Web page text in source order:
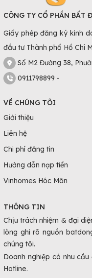
CÔNG TY CỔ PHẦN BẤT
Giấy phép đăng ký kinh
đầu tư Thành phố Hồ Chí
Số M2 Đường 38,
0911798899 -
VỀ CHÚNG TÔI
Giới thiệu
Liên hệ
Chi phí đăng tin
Hướng dẫn nạp tiền
Vinhomes Hóc Môn
THÔNG TIN
Chịu trách nhiệm & đại
lòng ghi rõ nguồn
chúng tôi.
Doanh nghiệp có nhu
Hotline.